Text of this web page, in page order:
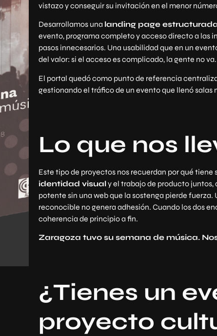
vistazo y conseguir su invitación en el menor
Desarrollamos una landing page
evento, programa completo y acceso directo a las
pasos innecesarios. Una usabilidad que en un
del valor: si el acceso es complicado, la gente no va.
El portal quedó como punto de referencia
gestionando el tráfico de un evento que llenó salas
Lo que nos
Este tipo de proyectos nos recuerdan por qué
identidad visualy el trabajo de producto juntos,
potente sin una web que la sostenga pierde
reconocible no genera adhesión. Cuando los dos
coherencia de principio a fin.
Zaragoza tuvo su semana de música.
¿Tienes un
proyecto